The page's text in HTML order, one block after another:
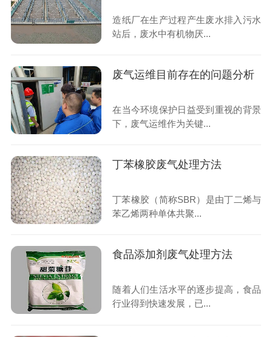
造纸厂在生产过程产生废水排入污水
站后，废水中有机物厌...
废气运维目前存在的问题分析
在当今环境保护日益受到重视的背景
下，废气运维作为关键...
丁苯橡胶废气处理方法
丁苯橡胶（简称SBR）是由丁二烯与
苯乙烯两种单体共聚...
食品添加剂废气处理方法
随着人们生活水平的逐步提高，食品
行业得到快速发展，已...